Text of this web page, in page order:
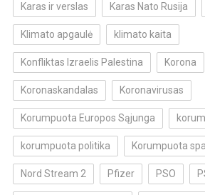
Karas ir verslas Karas Nato Rusija
Klimato apgaulė klimato kaita
Konfliktas Izraelis Palestina Korona
Koronaskandalas Koronavirusas
Korumpuota Europos Sąjunga
korumpuota politika Korumpuota
Nord Stream 2 Pfizer PSO